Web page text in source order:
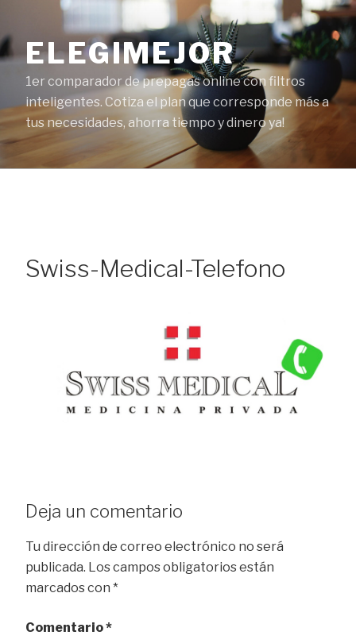
contenido
ELEGIMEJOR
1er comparador de prepagas online con filtros
inteligentes. Cotiza el plan que corresponde más a
tus necesidades, ahorra tiempo y dinero ya!
Swiss-Medical-Telefono
Deja un comentario
Tu dirección de correo electrónico no será
publicada. Los campos obligatorios están
marcados con *
Comentario*